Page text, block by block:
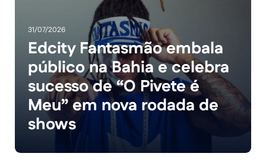
31/07/2026
Edcity Fantasmão embala
público na Bahia e celebra
sucesso de “O Pivete é
Meu” em nova rodada de
shows